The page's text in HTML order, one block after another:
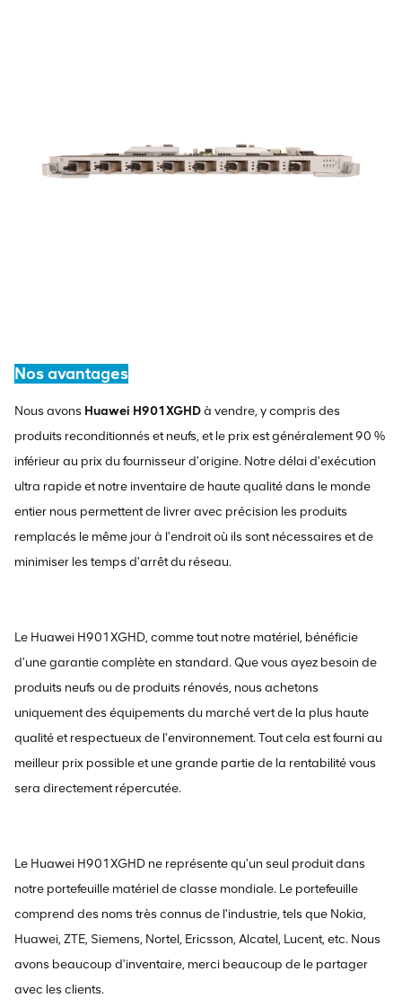
Nos avantages
Nous avons Huawei H901XGHDà vendre, y compris des
produits reconditionnés et neufs, et le prix est généralement 90 %
inférieur au prix du fournisseur d'origine. Notre délai d'exécution
ultra rapide et notre inventaire de haute qualité dans le monde
entier nous permettent de livrer avec précision les produits
remplacés le même jour à l'endroit où ils sont nécessaires et de
minimiser les temps d'arrêt du réseau.
Le Huawei H901XGHD, comme tout notre matériel, bénéficie
d'une garantie complète en standard. Que vous ayez besoin de
produits neufs ou de produits rénovés, nous achetons
uniquement des équipements du marché vert de la plus haute
qualité et respectueux de l'environnement. Tout cela est fourni au
meilleur prix possible et une grande partie de la rentabilité vous
sera directement répercutée.
Le Huawei H901XGHD ne représente qu'un seul produit dans
notre portefeuille matériel de classe mondiale. Le portefeuille
comprend des noms très connus de l'industrie, tels que Nokia,
Huawei, ZTE, Siemens, Nortel, Ericsson, Alcatel, Lucent, etc. Nous
avons beaucoup d'inventaire, merci beaucoup de le partager
avec les clients.